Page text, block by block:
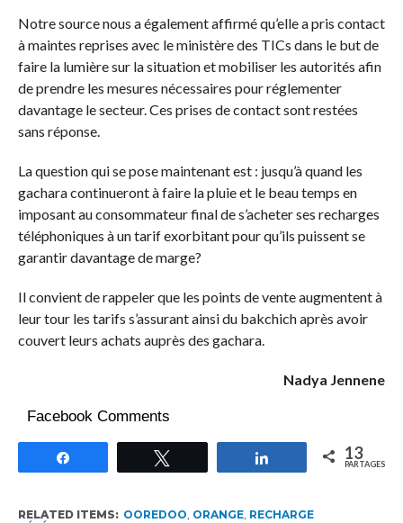
Notre source nous a également affirmé qu’elle a pris contact
à maintes reprises avec le ministère des TICs dans le but de
faire la lumière sur la situation et mobiliser les autorités afin
de prendre les mesures nécessaires pour réglementer
davantage le secteur. Ces prises de contact sont restées
sans réponse.
La question qui se pose maintenant est : jusqu’à quand les
gachara continueront à faire la pluie et le beau temps en
imposant au consommateur final de s’acheter ses recharges
téléphoniques à un tarif exorbitant pour qu’ils puissent se
garantir davantage de marge?
Il convient de rappeler que les points de vente augmentent à
leur tour les tarifs s’assurant ainsi du bakchich après avoir
couvert leurs achats auprès des gachara.
Nadya Jennene
Facebook Comments
Partagez 13
PARTAGES
RELATED ITEMS: OOREDOO ORANGE, RECHARGE